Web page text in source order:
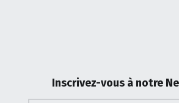
Inscrivez-vous à notre